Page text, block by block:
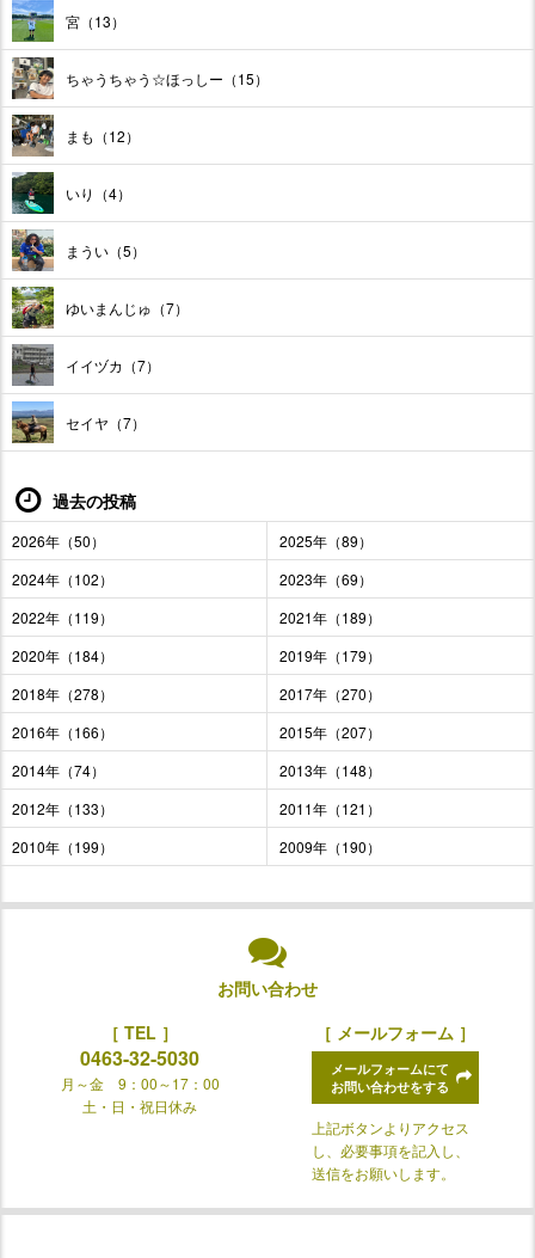
宮（13）
ちゃうちゃう☆ほっしー（15）
まも（12）
いり（4）
まうい（5）
ゆいまんじゅ（7）
イイヅカ（7）
セイヤ（7）
過去の投稿
2026年（50）
2025年（89）
2024年（102）
2023年（69）
2022年（119）
2021年（189）
2020年（184）
2019年（179）
2018年（278）
2017年（270）
2016年（166）
2015年（207）
2014年（74）
2013年（148）
2012年（133）
2011年（121）
2010年（199）
2009年（190）
お問い合わせ
［ TEL ］
0463-32-5030
月～金 9：00～17：00
土・日・祝日休み
［ メールフォーム ］
メールフォームにて
お問い合わせをする
上記ボタンよりアクセス
し、必要事項を記入し、
送信をお願いします。